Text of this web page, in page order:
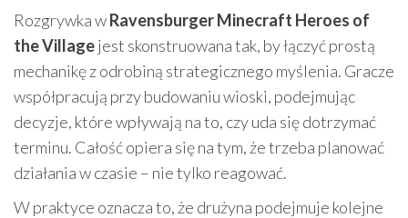
Rozgrywka wRavensburger Minecraft Heroes of
the Villagejest skonstruowana tak, by łączyć prostą
mechanikę z odrobiną strategicznego myślenia. Gracze
współpracują przy budowaniu wioski, podejmując
decyzje, które wpływają na to, czy uda się dotrzymać
terminu. Całość opiera się na tym, że trzeba planować
działania w czasie – nie tylko reagować.
W praktyce oznacza to, że drużyna podejmuje kolejne